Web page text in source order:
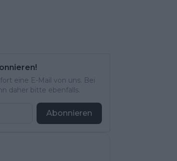
eine E-Mail von uns. Bei
daher bitte ebenfalls.
Abonnieren